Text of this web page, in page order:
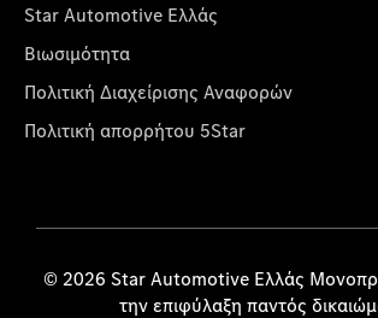
Star Automotive Ελλάς
Βιωσιμότητα
Πολιτική Διαχείρισης Αναφορών
Πολιτική απορρήτου 5Star
© 2026 Star Automotive Ελλάς
την επιφύλαξη παντός